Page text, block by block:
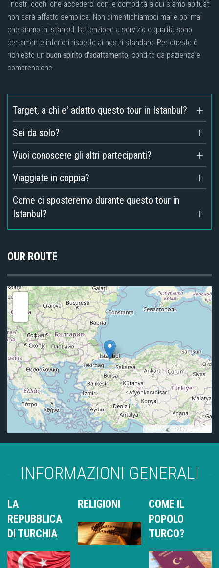
i nostri occhi che accederci con le comodità a cui siamo abituati
non sarà affatto semplice. Non dimentichiamoci mai e poi mai
che siamo in Istanbul: l'attenzione a servizio e qualità sono
certamente inferiori rispetto ai nostri standard! Per questo è
richiesto un buon spirito d'adattamento, condito da pazienza e
comprensione.
Target, a chi e' adatto questo tour in Istanbul?
Sei da solo?
Vuoi conoscere gli altri partecipanti?
Viaggiate in coppia?
Come ci sposteremo durante questo tour in
Istanbul?
OUR ROUTE
Leaflet | © OpenStreetMap
INFORMAZIONI GENERALI
LA
REPUBBLICA
DI TURCHIA
RELIGIONI
COME IL
POPOLO
TURCO?